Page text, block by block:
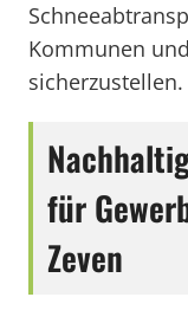
Kommunen
sicherzustellen.
für
Zeven